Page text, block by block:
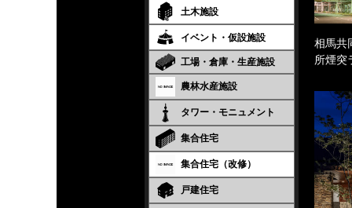
土木施設
イベント・仮設施設
工場・倉庫・生産施設
農林水産施設
タワー・モニュメント
集合住宅
集合住宅（改修）
戸建住宅
相馬共
所煙突